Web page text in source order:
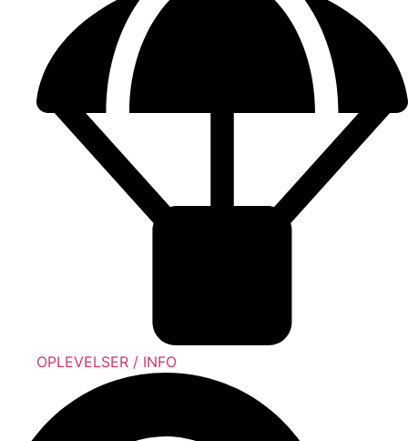
OPLEVELSER / INFO